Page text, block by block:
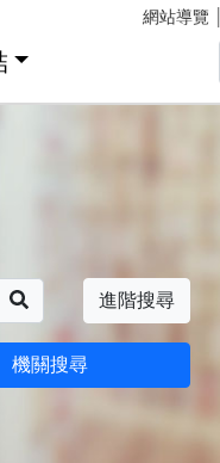
網站導覽
進階搜尋
機關搜尋